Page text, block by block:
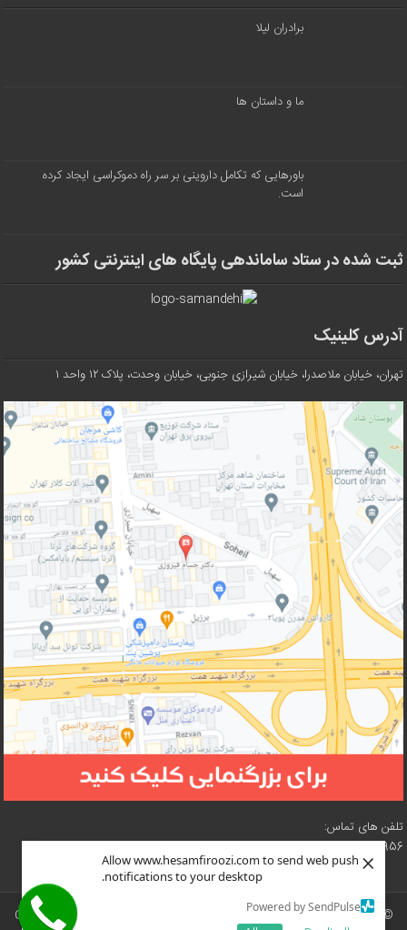
Allow www.hesamfiroozi.com to send web push
notifications to your desktop.
Powered by SendPulse
×
برادران لیلا
ما و داستان ها
باورهایی که تکامل داروینی بر سر راه دموکراسی ایجاد کرده
است.
ثبت شده در ستاد ساماندهی پایگاه های اینترنتی کشور
آدرس کلینیک
تهران، خیابان ملاصدرا، خیابان شیرازی جنوبی، خیابان وحدت، پلاک ۱۲ واحد ۱
تلفن های تماس:
02188210956 – 02188619057 – 02188618073 – 02188619216
© سایت دکتر محمد حسن (حسام) فیروزی تحت مجوز (
CC